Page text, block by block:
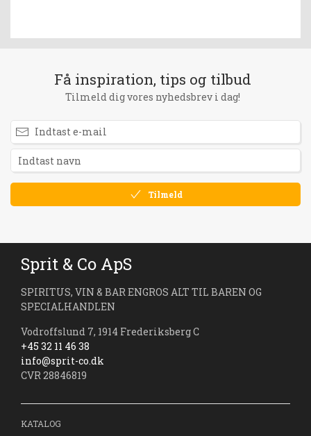
Få inspiration, tips og tilbud
Tilmeld dig vores nyhedsbrev i dag!
Tilmeld
Sprit & Co ApS
SPIRITUS, VIN & BAR ENGROS ALT TIL BAREN OG
SPECIALHANDLEN
Vodroffslund 7, 1914 Frederiksberg C
+45 32 11 46 38
info@sprit-co.dk
CVR 28846819
KATALOG